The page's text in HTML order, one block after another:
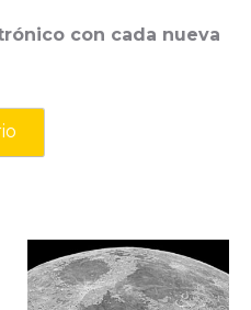
con cada nueva